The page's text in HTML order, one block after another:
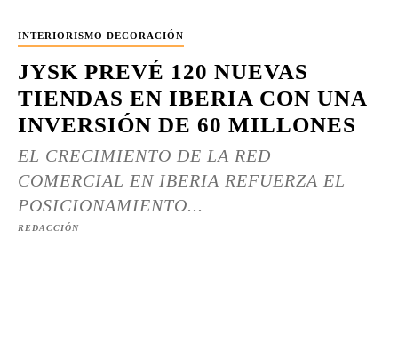
INTERIORISMO DECORACIÓN
JYSK PREVÉ 120 NUEVAS
TIENDAS EN IBERIA CON UNA
INVERSIÓN DE 60 MILLONES
EL CRECIMIENTO DE LA RED
COMERCIAL EN IBERIA REFUERZA EL
POSICIONAMIENTO...
REDACCIÓN